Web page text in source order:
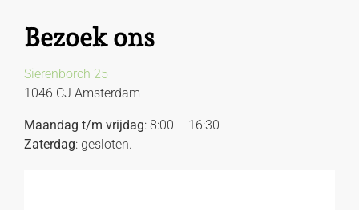
Bezoek ons
Sierenborch 25
1046 CJ Amsterdam
Maandag t/m vrijdag: 8:00 – 16:30
Zaterdag: gesloten.